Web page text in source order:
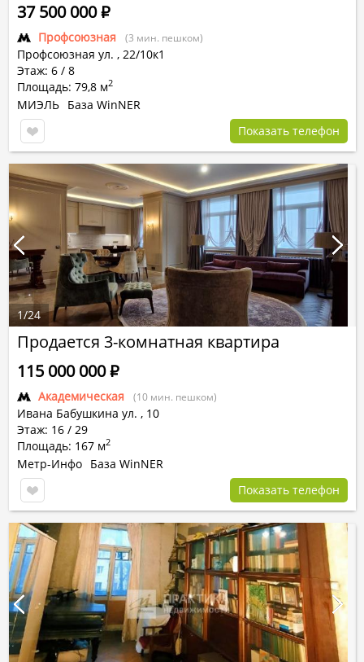
Профсоюзная (3 мин. пешком)
Профсоюзная ул. , 22/10к1
Этаж: 6 / 8
Площадь: 79,8 м2
37 500 000Р
МИЭЛЬ База WinNER
Показать телефон
Продается 3-комнатная квартира
Академическая (10 мин. пешком)
Ивана Бабушкина ул. , 10
Этаж: 16 / 29
Площадь: 167 м2
115 000 000Р
Метр-Инфо База WinNER
Показать телефон
1/24